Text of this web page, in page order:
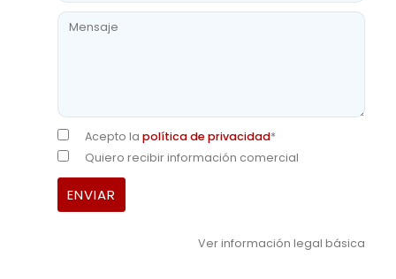
Acepto la política de privacidad*
Quiero recibir información comercial
Ver información legal básica